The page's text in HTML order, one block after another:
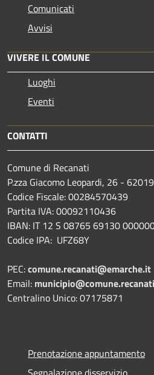
Comunicati
Avvisi
VIVERE IL COMUNE
Luoghi
Eventi
CONTATTI
Comune di Recanati
P.zza Giacomo Leopardi, 26 -
Codice Fiscale: 00284570439
Partita IVA: 00092110436
IBAN: IT 12 S 08765 69130
Codice IPA: UFZ68Y
PEC:comune.recanati@emarche.it
Email:
Centralino Unico: 07175871
Prenotazione appuntamento